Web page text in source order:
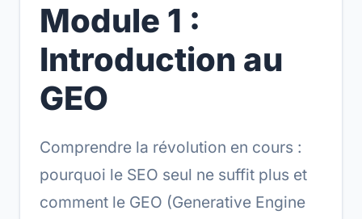
Module 1 :
Introduction au
GEO
Comprendre la révolution en cours :
pourquoi le SEO seul ne suffit plus et
comment le GEO (Generative Engine